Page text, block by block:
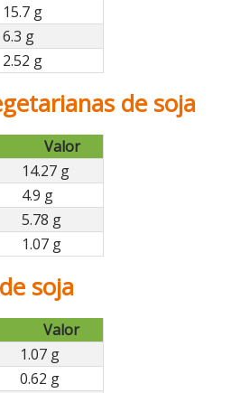
15.7 g
6.3 g
2.52 g
de soja
Valor
14.27 g
4.9 g
5.78 g
1.07 g
soja
Valor
1.07 g
0.62 g